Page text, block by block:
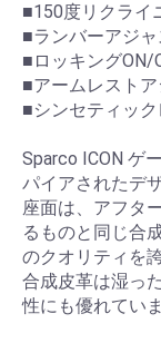
■150度リクライ
■ランバーアジ
■ロッキングON/
■アームレスト
■シンセティッ
Sparco ICON ゲ
パイアされたデ
座面は、アフタ
るものと同じ合
のクオリティを
合成皮革は湿っ
性にも優れていま